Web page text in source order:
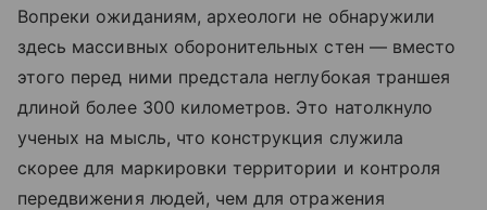
Вопреки ожиданиям, археологи не обнаружили
здесь массивных оборонительных стен — вместо
этого перед ними предстала неглубокая траншея
длиной более 300 километров. Это натолкнуло
ученых на мысль, что конструкция служила
скорее для маркировки территории и контроля
передвижения людей, чем для отражения